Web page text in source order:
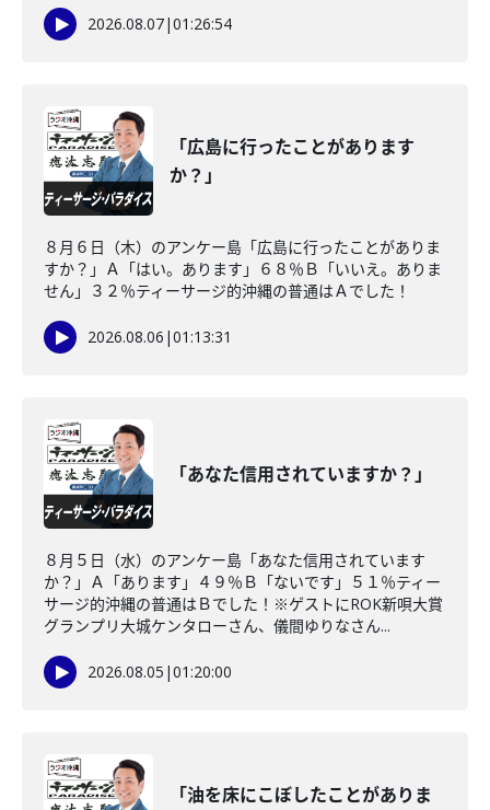
2026.08.07|01:26:54
「広島に行ったことがあります
か？」
８月６日（木）のアンケー島「広島に行ったことがありま
すか？」Ａ「はい。あります」６８％Ｂ「いいえ。ありま
せん」３２％ティーサージ的沖縄の普通はＡでした！
2026.08.06 |01:13:31
「あなた信用されていますか？」
８月５日（水）のアンケー島「あなた信用されています
か？」Ａ「あります」４９％Ｂ「ないです」５１％ティー
サージ的沖縄の普通はＢでした！※ゲストにROK新唄大賞
グランプリ大城ケンタローさん、儀間ゆりなさん...
2026.08.05 |01:20:00
「油を床にこぼしたことがありま